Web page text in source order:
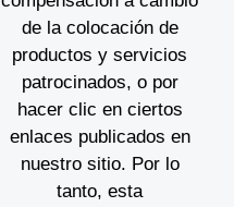
de la colocación de
productos y servicios
patrocinados, o por
hacer clic en ciertos
enlaces publicados en
nuestro sitio. Por lo
tanto, esta